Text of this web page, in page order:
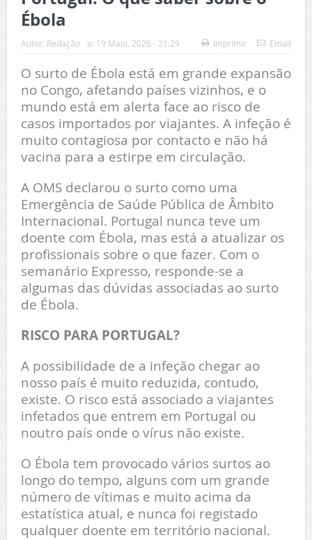
Ébola
Autor: Redação a: 19 Maio, 2026 - 21:29 Imprimir Email
O surto de Ébola está em grande expansão
no Congo, afetando países vizinhos, e o
mundo está em alerta face ao risco de
casos importados por viajantes. A infeção é
muito contagiosa por contacto e não há
vacina para a estirpe em circulação.
A OMS declarou o surto como uma
Emergência de Saúde Pública de Âmbito
Internacional. Portugal nunca teve um
doente com Ébola, mas está a atualizar os
profissionais sobre o que fazer. Com o
semanário Expresso, responde-se a
algumas das dúvidas associadas ao surto
de Ébola.
RISCO PARA PORTUGAL?
A possibilidade de a infeção chegar ao
nosso país é muito reduzida, contudo,
existe. O risco está associado a viajantes
infetados que entrem em Portugal ou
noutro país onde o vírus não existe.
O Ébola tem provocado vários surtos ao
longo do tempo, alguns com um grande
número de vítimas e muito acima da
estatística atual, e nunca foi registado
qualquer doente em território nacional.